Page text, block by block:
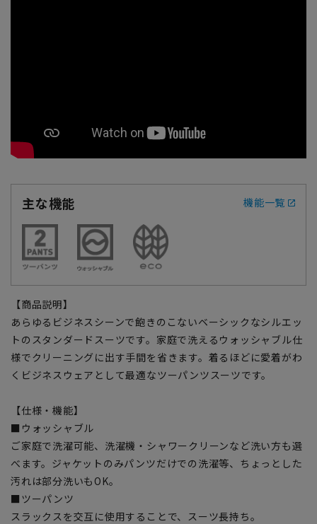
主な機能 機能一覧
【商品説明】
あらゆるビジネスシーンで飽きのこないベーシックなシルエッ
トのスタンダードスーツです。家庭で洗えるウォッシャブル仕
様でクリーニングに出す手間を省きます。着るほどに愛着がわ
くビジネスウェアとして最適なツーパンツスーツです。
【仕様・機能】
■ウォッシャブル
ご家庭で洗濯可能、洗濯機・シャワークリーンなど洗い方も選
べます。ジャケットのみパンツだけでの洗濯等、ちょっとした
汚れは部分洗いもOK。
■ツーパンツ
スラックスを交互に使用することで、スーツ長持ち。